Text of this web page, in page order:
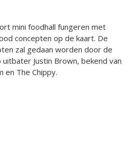
mini foodhall fungeren met
concepten op de kaart. De
zal gedaan worden door de
Justin Brown, bekend van
en The Chippy.